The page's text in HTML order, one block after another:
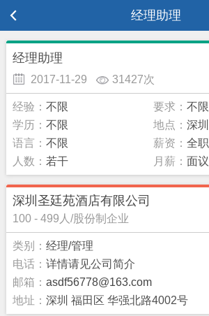
经理助理
经理助理
2017-11-29 31427次
经验： 不限 要求： 不限
学历： 不限 地点： 深圳
语言： 不限 薪资： 全职
人数： 若干 月薪： 面议
深圳圣廷苑酒店有限公司
100 - 499人/股份制企业
类别： 经理/管理
电话： 详情请见公司简介
邮箱： asdf56778@163.com
地址： 深圳 福田区 华强北路4002号